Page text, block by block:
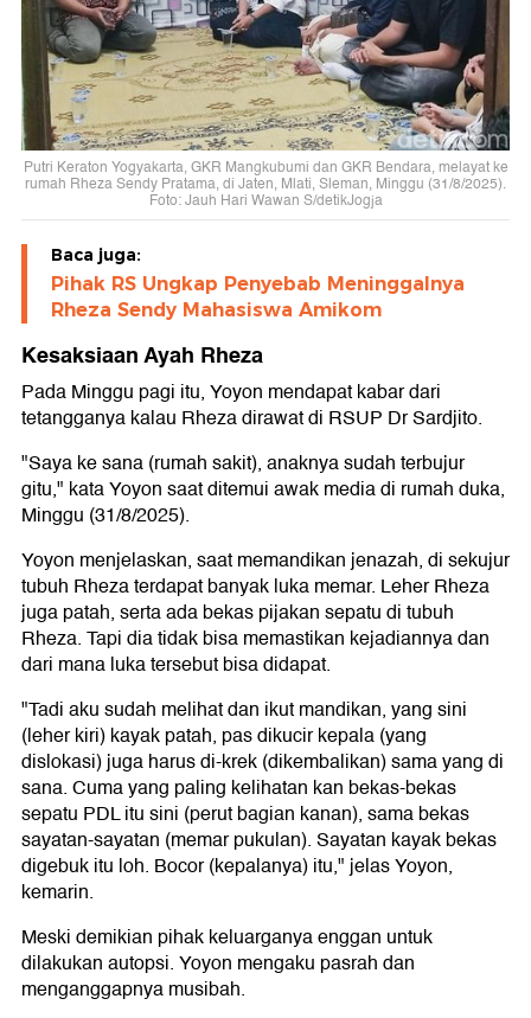
Putri Keraton Yogyakarta, GKR Mangkubumi dan GKR Bendara, melayat ke
rumah Rheza Sendy Pratama, di Jaten, Mlati, Sleman, Minggu (31/8/2025).
Foto: Jauh Hari Wawan S/detikJogja
Baca juga:
Pihak RS Ungkap Penyebab Meninggalnya
Rheza Sendy Mahasiswa Amikom
Kesaksiaan Ayah Rheza
Pada Minggu pagi itu, Yoyon mendapat kabar dari
tetangganya kalau Rheza dirawat di RSUP Dr Sardjito.
"Saya ke sana (rumah sakit), anaknya sudah terbujur
gitu," kata Yoyon saat ditemui awak media di rumah duka,
Minggu (31/8/2025).
Yoyon menjelaskan, saat memandikan jenazah, di sekujur
tubuh Rheza terdapat banyak luka memar. Leher Rheza
juga patah, serta ada bekas pijakan sepatu di tubuh
Rheza. Tapi dia tidak bisa memastikan kejadiannya dan
dari mana luka tersebut bisa didapat.
"Tadi aku sudah melihat dan ikut mandikan, yang sini
(leher kiri) kayak patah, pas dikucir kepala (yang
dislokasi) juga harus di-krek (dikembalikan) sama yang di
sana. Cuma yang paling kelihatan kan bekas-bekas
sepatu PDL itu sini (perut bagian kanan), sama bekas
sayatan-sayatan (memar pukulan). Sayatan kayak bekas
digebuk itu loh. Bocor (kepalanya) itu," jelas Yoyon,
kemarin.
Meski demikian pihak keluarganya enggan untuk
dilakukan autopsi. Yoyon mengaku pasrah dan
menganggapnya musibah.